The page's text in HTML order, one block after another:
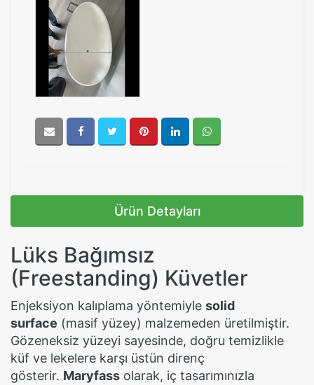
Ürün Detayları
Lüks Bağımsız
(Freestanding) Küvetler
Enjeksiyon kalıplama yöntemiyle solid
surface (masif yüzey) malzemeden üretilmiştir.
Gözeneksiz yüzeyi sayesinde, doğru temizlikle
küf ve lekelere karşı üstün direnç
gösterir. Maryfass olarak, iç tasarımınızla